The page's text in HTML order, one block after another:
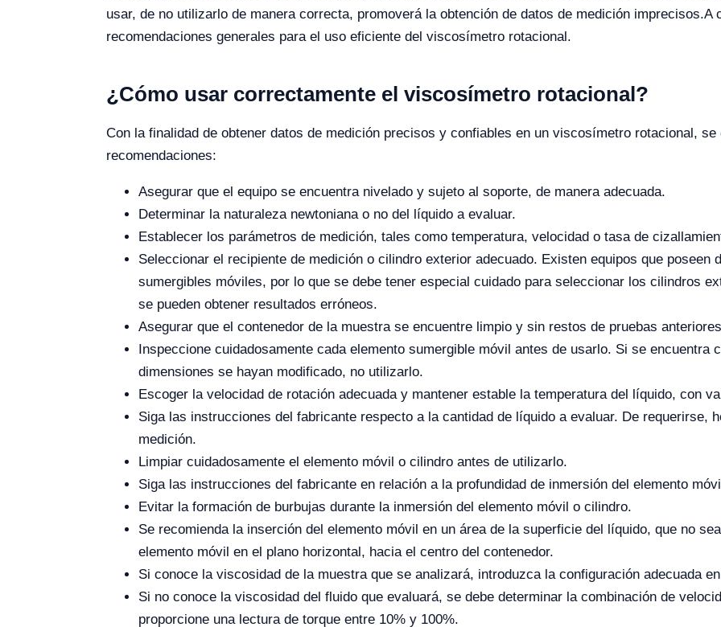
usar, de no utilizarlo de manera correcta, promoverá la obtención de datos de medición imprecisos.A
recomendaciones generales para el uso eficiente del viscosímetro rotacional.
¿Cómo usar correctamente el viscosímetro rotacional?
Con la finalidad de obtener datos de medición precisos y confiables en un viscosímetro rotacional,
recomendaciones:
Asegurar que el equipo se encuentra nivelado y sujeto al soporte, de manera adecuada.
Determinar la naturaleza newtoniana o no del líquido a evaluar.
Establecer los parámetros de medición, tales como temperatura, velocidad o tasa de
Seleccionar el recipiente de medición o cilindro exterior adecuado. Existen equipos que poseen
sumergibles móviles, por lo que se debe tener especial cuidado para seleccionar los cilindros
se pueden obtener resultados erróneos.
Asegurar que el contenedor de la muestra se encuentre limpio y sin restos de pruebas
Inspeccione cuidadosamente cada elemento sumergible móvil antes de usarlo. Si se encuentra
dimensiones se hayan modificado, no utilizarlo.
Escoger la velocidad de rotación adecuada y mantener estable la temperatura del líquido, con
Siga las instrucciones del fabricante respecto a la cantidad de líquido a evaluar. De requerirse,
medición.
Limpiar cuidadosamente el elemento móvil o cilindro antes de utilizarlo.
Siga las instrucciones del fabricante en relación a la profundidad de inmersión del elemento
Evitar la formación de burbujas durante la inmersión del elemento móvil o cilindro.
Se recomienda la inserción del elemento móvil en un área de la superficie del líquido, que no
elemento móvil en el plano horizontal, hacia el centro del contenedor.
Si conoce la viscosidad de la muestra que se analizará, introduzca la configuración adecuada
Si no conoce la viscosidad del fluido que evaluará, se debe determinar la combinación de
proporcione una lectura de torque entre 10% y 100%.